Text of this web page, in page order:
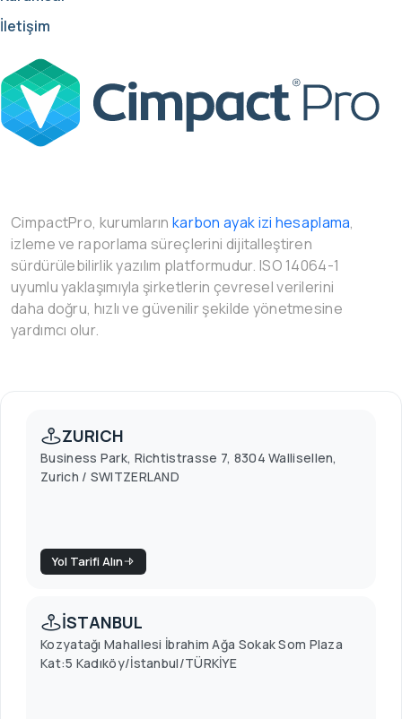
İletişim
CimpactPro, kurumların karbon ayak izi hesaplama,
izleme ve raporlama süreçlerini dijitalleştiren
sürdürülebilirlik yazılım platformudur. ISO 14064-1
uyumlu yaklaşımıyla şirketlerin çevresel verilerini
daha doğru, hızlı ve güvenilir şekilde yönetmesine
yardımcı olur.
ZURICH
Business Park, Richtistrasse 7, 8304 Wallisellen,
Zurich / SWITZERLAND
Yol Tarifi Alın
İSTANBUL
Kozyatağı Mahallesi İbrahim Ağa Sokak Som Plaza
Kat:5 Kadıköy/İstanbul/TÜRKİYE